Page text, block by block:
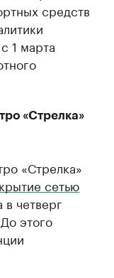
средств
1 марта
«Стрелка»
«Стрелка»
сетью
четверг
этого